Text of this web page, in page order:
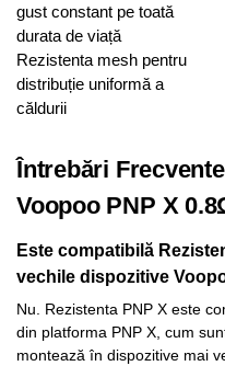
gust constant pe toată
durata de viață
Rezistenta mesh pentru
distribuție uniformă a
căldurii
Întrebări
Voopoo PNP X
Este compatibilă
vechile dispozitive
Nu. Rezistenta PNP X este
din platforma PNP X, cum
montează în dispozitive mai